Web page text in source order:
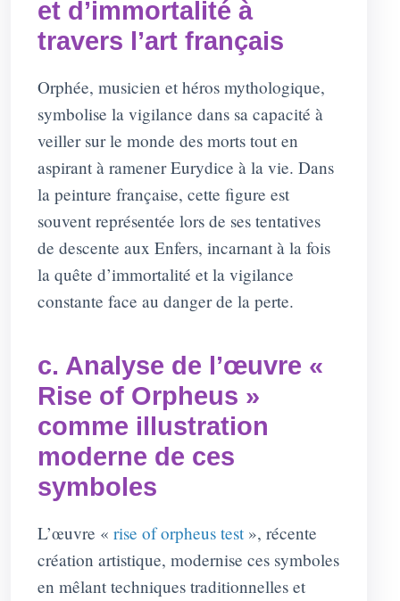
et d’immortalité à
travers l’art français
Orphée, musicien et héros mythologique,
symbolise la vigilance dans sa capacité à
veiller sur le monde des morts tout en
aspirant à ramener Eurydice à la vie. Dans
la peinture française, cette figure est
souvent représentée lors de ses tentatives
de descente aux Enfers, incarnant à la fois
la quête d’immortalité et la vigilance
constante face au danger de la perte.
c. Analyse de l’œuvre «
Rise of Orpheus »
comme illustration
moderne de ces
symboles
L’œuvre « rise of orpheus test », récente
création artistique, modernise ces symboles
en mêlant techniques traditionnelles et